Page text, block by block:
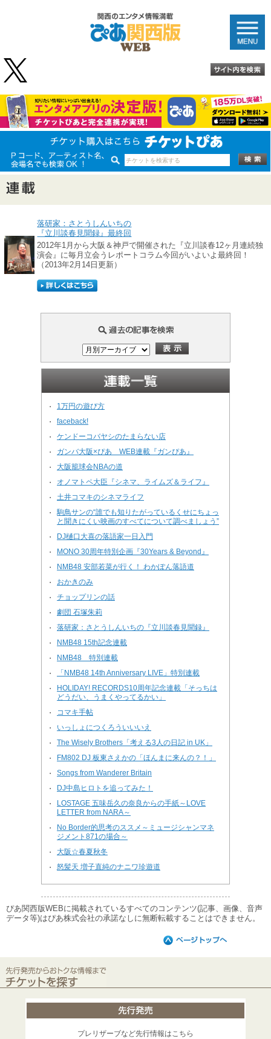
落研家：さとうしんいちの
『立川談春見聞録』最終回
2012年1月から大阪＆神戸で開催された『立川談春12ヶ月連続独
演会』に毎月立会うレポートコラム今回がいよいよ最終回！
（2013年2月14日更新）
・
1万円の遊び方
・
faceback!
・
ケンドーコバヤシのたまらない店
・
ガンバ大阪×ぴあ WEB連載『ガンぴあ』
・
大阪籠球会NBAの道
・
オノマトペ大臣『シネマ、ライムズ＆ライフ』
・
土井コマキのシネマライフ
・
駒鳥サンの“誰でも知りたがっているくせにちょっ
と聞きにくい映画のすべてについて調べましょう”
・
DJ樋口大喜の落語家一日入門
・
MONO 30周年特別企画『30Years & Beyond』
・
NMB48 安部若菜が行く！ わかぽん落語道
・
おかきのみ
・
チョップリンの話
・
劇団 石塚朱莉
・
落研家：さとうしんいちの『立川談春見聞録』
・
NMB48 15th記念連載
・
NMB48 特別連載
・
「NMB48 14th Anniversary LIVE」特別連載
・
HOLIDAY! RECORDS10周年記念連載「そっちは
どうだい、うまくやってるかい」
・
コマキ手帖
・
いっしょにつくろういいいえ
・
The Wisely Brothers「考える3人の日記 in UK」
・
FM802 DJ 板東さえかの「ほんまに来んの？！」
・
Songs from Wanderer Britain
・
DJ中島ヒロトを追ってみた！
・
LOSTAGE 五味岳久の奈良からの手紙～LOVE
LETTER from NARA～
・
No Border的思考のススメ～ミュージシャンマネ
ジメント871の場合～
・
大阪☆春夏秋冬
・
怒髪天 増子直純のナニワ珍遊道
ぴあ関西版WEBに掲載されているすべてのコンテンツ(記事、画像、音声
データ等)はぴあ株式会社の承諾なしに無断転載することはできません。
プレリザーブなど先行情報はこちら